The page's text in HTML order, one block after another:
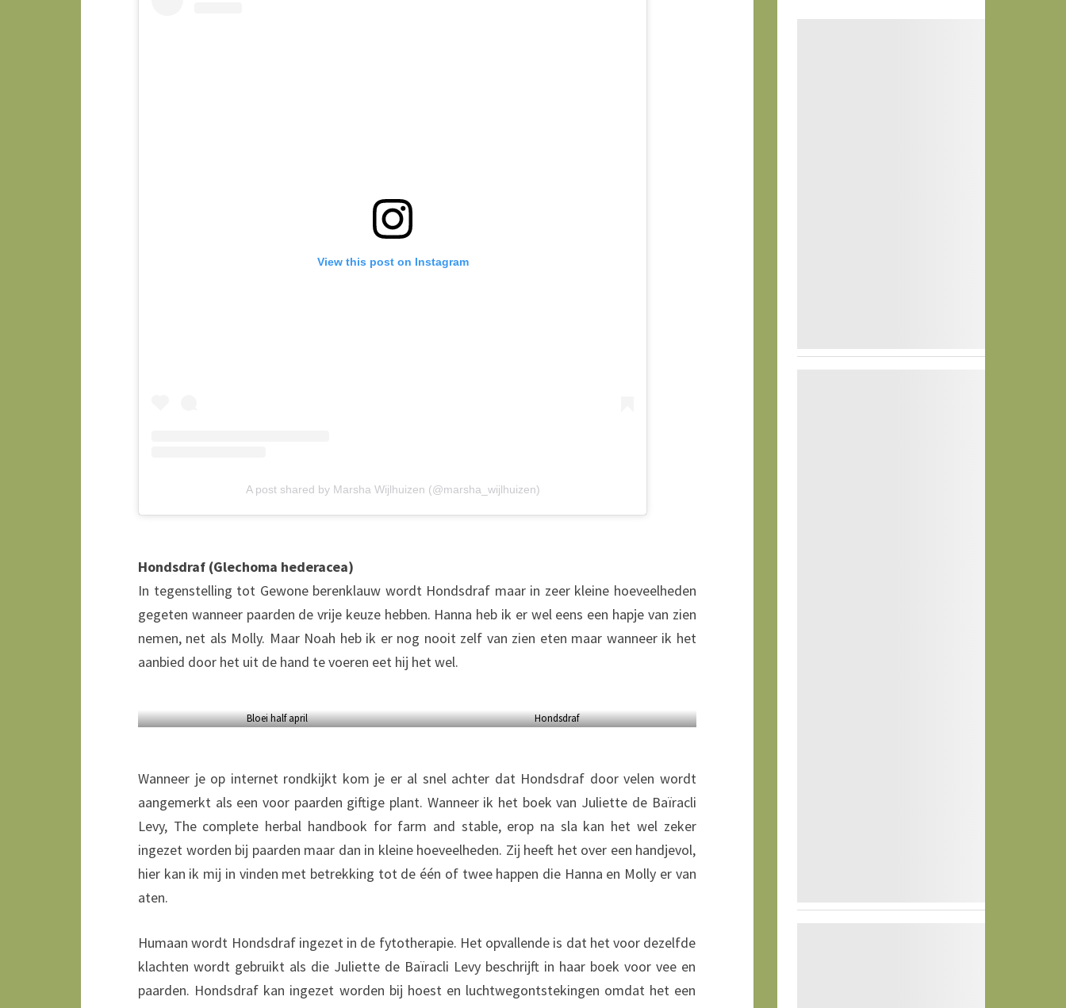
View this post on Instagram
A post shared by Marsha Wijlhuizen (@marsha_wijlhuizen)
Hondsdraf (Glechoma hederacea)
In tegenstelling tot Gewone berenklauw wordt Hondsdraf maar in zeer kleine hoeveelheden
gegeten wanneer paarden de vrije keuze hebben. Hanna heb ik er wel eens een hapje van zien
nemen, net als Molly. Maar Noah heb ik er nog nooit zelf van zien eten maar wanneer ik het
aanbied door het uit de hand te voeren eet hij het wel.
Bloei half april Hondsdraf
Wanneer je op internet rondkijkt kom je er al snel achter dat Hondsdraf door velen wordt
aangemerkt als een voor paarden giftige plant. Wanneer ik het boek van Juliette de Baïracli
Levy, The complete herbal handbook for farm and stable, erop na sla kan het wel zeker
ingezet worden bij paarden maar dan in kleine hoeveelheden. Zij heeft het over een handjevol,
hier kan ik mij in vinden met betrekking tot de één of twee happen die Hanna en Molly er van
aten.
Humaan wordt Hondsdraf ingezet in de fytotherapie. Het opvallende is dat het voor dezelfde
klachten wordt gebruikt als die Juliette de Baïracli Levy beschrijft in haar boek voor vee en
paarden. Hondsdraf kan ingezet worden bij hoest en luchtwegontstekingen omdat het een